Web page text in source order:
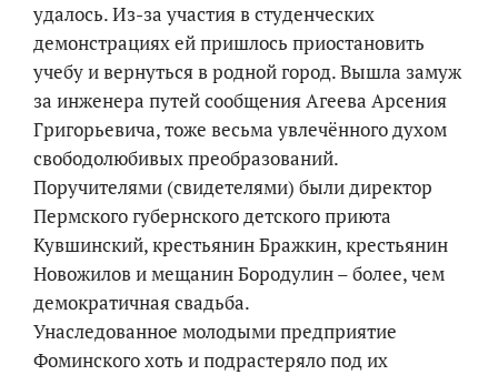
удалось. Из-за участия в студенческих
демонстрациях ей пришлось приостановить
учебу и вернуться в родной город. Вышла замуж
за инженера путей сообщения Агеева Арсения
Григорьевича, тоже весьма увлечённого духом
свободолюбивых преобразований.
Поручителями (свидетелями) были директор
Пермского губернского детского приюта
Кувшинский, крестьянин Бражкин, крестьянин
Новожилов и мещанин Бородулин – более, чем
демократичная свадьба.
Унаследованное молодыми предприятие
Фоминского хоть и подрастеряло под их